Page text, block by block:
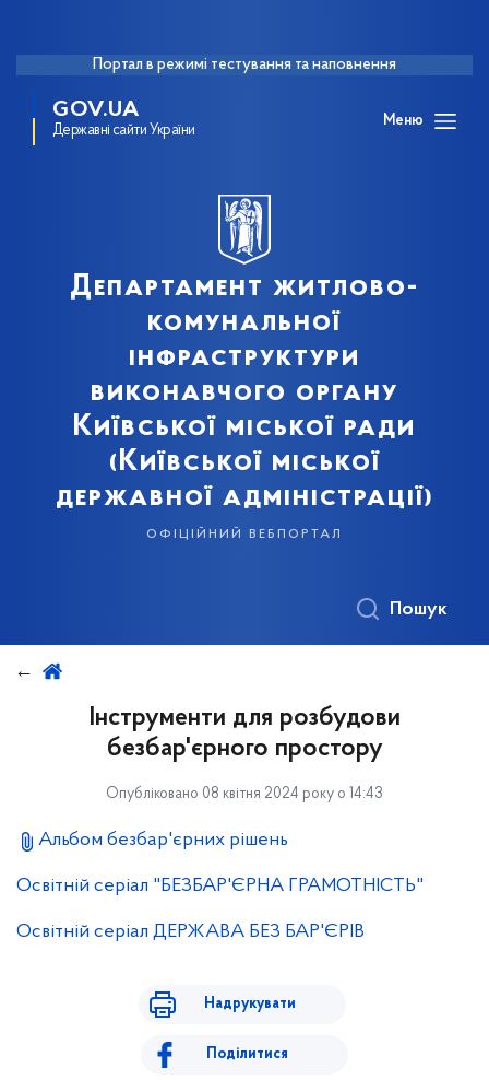
Портал в режимі тестування та наповнення
GOV.UA
Державні сайти України
Меню
Департамент житлово-
комунальної
інфраструктури
виконавчого органу
Київської міської ради
(Київської міської
державної адміністрації)
офіційний вебпортал
Пошук
Інструменти для розбудови
безбар'єрного простору
Опубліковано 08 квітня 2024 року о 14:43
Альбом безбар'єрних рішень
Освітній серіал "БЕЗБАР'ЄРНА ГРАМОТНІСТЬ"
Освітній серіал ДЕРЖАВА БЕЗ БАР'ЄРІВ
Надрукувати
Поділитися